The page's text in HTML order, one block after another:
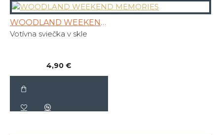
WOODLAND WEEKEND MEMORIES
Votívna sviečka v skle
4,90 €